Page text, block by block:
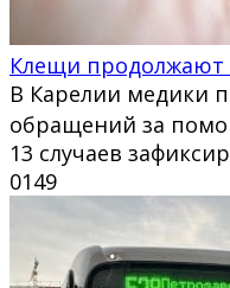
Клещи продолжают
В Карелии медики
обращений за
13 случаев
0149